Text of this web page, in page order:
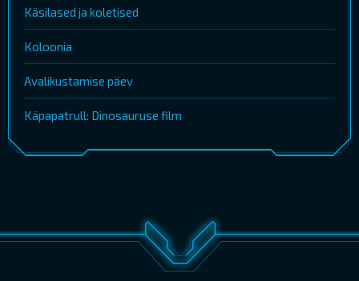
Käsilased ja koletised
Koloonia
Avalikustamise päev
Käpapatrull: Dinosauruse film